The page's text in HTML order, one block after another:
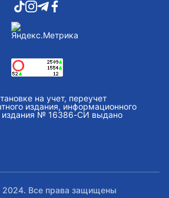
на учет, переучет
издания, информационного
издания № 16386-СИ выдано
Все права защищены